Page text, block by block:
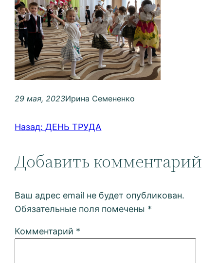
29 мая, 2023Ирина Семененко
Назад: ДЕНЬ ТРУДА
Добавить комментарий
Ваш адрес email не будет опубликован.
Обязательные поля помечены *
Комментарий *